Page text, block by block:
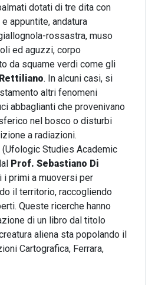
dotati di tre dita con
appuntite, andatura
rossastra, muso
ed aguzzi, corpo
da squame verdi come gli
Rettiliano. In alcuni casi, si
altri fenomeni
abbaglianti che provenivano
nel bosco o disturbi
a radiazioni.
(Ufologic Studies Academic
Prof. Sebastiano Di
i primi a muoversi per
il territorio, raccogliendo
Queste ricerche hanno
di un libro dal titolo
aliena sta popolando il
Cartografica, Ferrara,